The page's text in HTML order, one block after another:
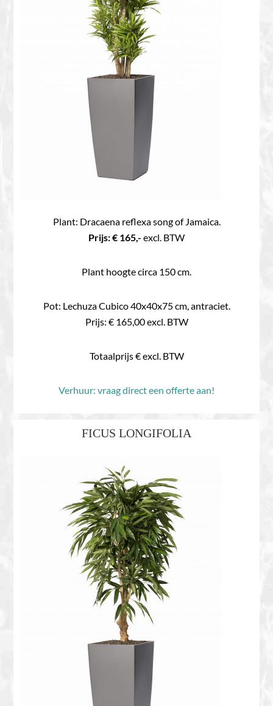
Plant: Dracaena reflexa song of Jamaica.
Prijs: € 165,- excl. BTW
Plant hoogte circa 150 cm.
Pot: Lechuza Cubico 40x40x75 cm, antraciet.
Prijs: € 165,00 excl. BTW
Totaalprijs € excl. BTW
Verhuur: vraag direct een offerte aan!
FICUS LONGIFOLIA